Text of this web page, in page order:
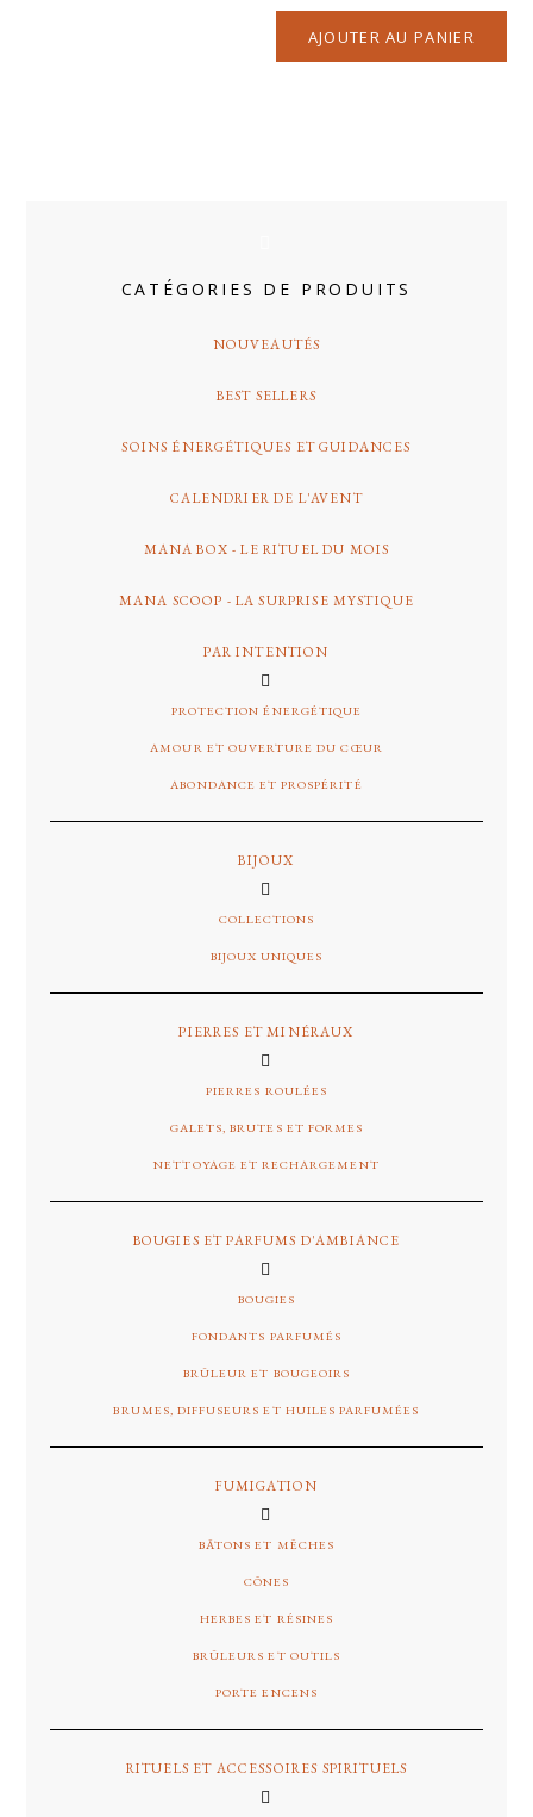
AJOUTER AU PANIER
CATÉGORIES DE PRODUITS
NOUVEAUTÉS
BEST SELLERS
SOINS ÉNERGÉTIQUES ET GUIDANCES
CALENDRIER DE L'AVENT
MANA BOX - LE RITUEL DU MOIS
MANA SCOOP - LA SURPRISE MYSTIQUE
PAR INTENTION
PROTECTION ÉNERGÉTIQUE
AMOUR ET OUVERTURE DU CŒUR
ABONDANCE ET PROSPÉRITÉ
BIJOUX
COLLECTIONS
BIJOUX UNIQUES
PIERRES ET MINÉRAUX
PIERRES ROULÉES
GALETS, BRUTES ET FORMES
NETTOYAGE ET RECHARGEMENT
BOUGIES ET PARFUMS D'AMBIANCE
BOUGIES
FONDANTS PARFUMÉS
BRÛLEUR ET BOUGEOIRS
BRUMES, DIFFUSEURS ET HUILES PARFUMÉES
FUMIGATION
BÂTONS ET MÊCHES
CÔNES
HERBES ET RÉSINES
BRÛLEURS ET OUTILS
PORTE ENCENS
RITUELS ET ACCESSOIRES SPIRITUELS